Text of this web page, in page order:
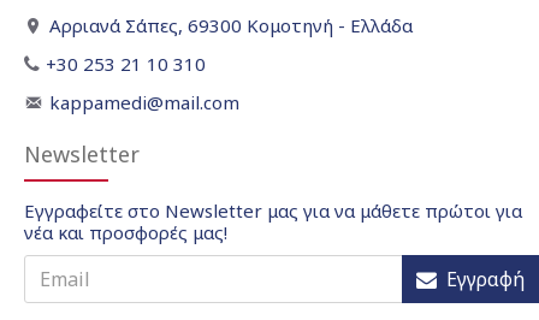
Αρριανά Σάπες, 69300 Κομοτηνή - Ελλάδα
+30 253 21 10 310
kappamedi@mail.com
Newsletter
Εγγραφείτε στο Newsletter μας για να μάθετε πρώτοι για
νέα και προσφορές μας!
Εγγραφή